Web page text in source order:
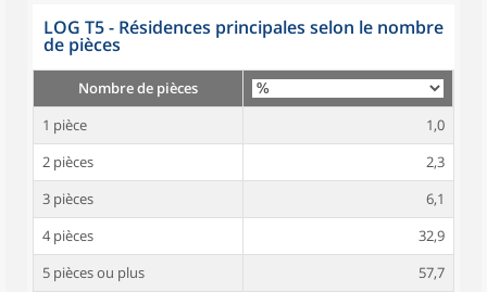
LOG T5 - Résidences principales selon le nombre
de pièces
Nombre de pièces
1 pièce
1,0
2 pièces
2,3
3 pièces
6,1
4 pièces
32,9
5 pièces ou plus
57,7